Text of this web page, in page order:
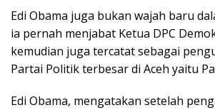
Edi Obama juga bukan wajah baru
ia pernah menjabat Ketua DPC
kemudian juga tercatat sebagai
Partai Politik terbesar di Aceh yaitu
Edi Obama, mengatakan setelah